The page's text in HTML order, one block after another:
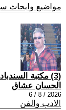
مواضيع وابحاث
(3) مكتبة السندباد وشاشات الهاتف النقال
الحسان عشاق
2026 / 8 / 6
الادب والفن